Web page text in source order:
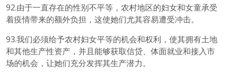
92.由于一直存在的性别不平等，农村地区的妇女和女童承受
着疫情带来的额外负担，这使她们尤其容易遭受冲击。
93.我们必须给予农村妇女平等的机会和权利，使其拥有土地
和其他生产性资产，并且能够获取信贷、体面就业和接入市
场的机会，让她们充分发挥其生产潜力。